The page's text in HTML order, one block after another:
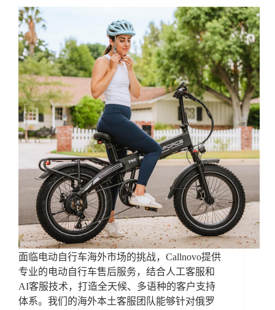
面临电动自行车海外市场的挑战，Callnovo提供
专业的电动自行车售后服务，结合人工客服和
AI客服技术，打造全天候、多语种的客户支持
体系。我们的海外本土客服团队能够针对俄罗